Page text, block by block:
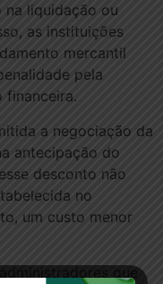
liquidação ou
as instituições
mercantil
pela
financeira.
a negociação da
antecipação do
desconto não
no
um custo menor
que